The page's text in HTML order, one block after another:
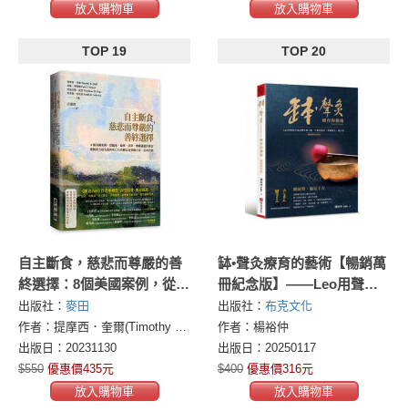
放入購物車 放入購物車
TOP 19
自主斷食，慈悲而尊嚴的善
終選擇：8個美國案例，從臨
床、倫理、法律、機構議題
作探討，理解西方最先進的
死亡自決觀念及實踐方法，
走向善終
出版社： 麥田
作者：提摩西．奎爾(Timothy E. Quill)保羅．蒙則爾(Paul T. Menzel)塔迪烏斯．波普(Thaddeus M. Pope)茱蒂絲．史瓦茲(Judith K. Schwarz)
出版日：20231130
$550 優惠價435元
放入購物車
TOP 20
缽•聲灸療育的藝術【暢銷萬
冊紀念版】——Leo用聲音
打通身體任督二脈，不藥而
癒的「身體風水」養生學
（Sound-Penetrate）
出版社： 布克文化
作者：楊裕仲
出版日：20250117
$400 優惠價316元
放入購物車